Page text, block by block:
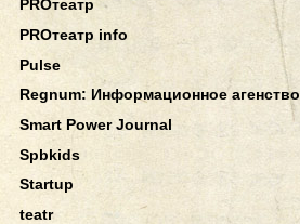
PROтеатр
PROтеатр info
Pulse
Regnum: Информационное агенство
Smart Power Journal
Spbkids
Startup
teatr